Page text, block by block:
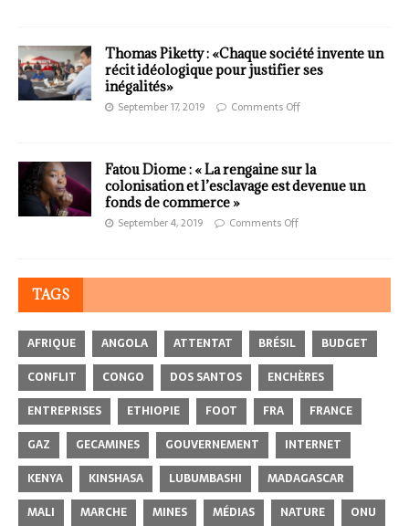
Thomas Piketty : «Chaque société invente un
récit idéologique pour justifier ses
inégalités»
September 17, 2019 Comments Off
Fatou Diome : « La rengaine sur la
colonisation et l’esclavage est devenue un
fonds de commerce »
September 4, 2019 Comments Off
TAGS
AFRIQUE ANGOLA ATTENTAT BRÉSIL
BUDGET
CONFLIT
CONGO DOS SANTOS
ENCHÈRES
ENTREPRISES
ETHIOPIE FOOT FRA
FRANCE
GAZ
GECAMINES GOUVERNEMENT
INTERNET
KENYA
KINSHASA LUBUMBASHI
MADAGASCAR
MALI
MARCHE MINES MÉDIAS NATURE ONU